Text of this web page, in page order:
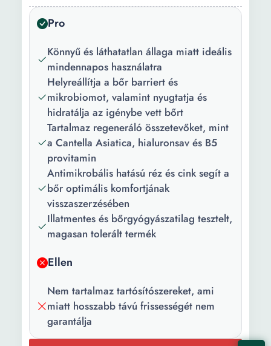
Életkor:
18+ év
Arcbőr típus:
Érzékeny
Előnyök:
Öregedésgátló Regeneráló
Hidratáló Nyugtatás
Ránctalanító Gyógyulás
Tulajdonságok: Parfüm nélkül
Tartósítószerek nélkül
Fő összetevő:
Hialuronsav Centella
asiatica kivonata Inulin
Uriage termálvíz
Szett:
Nem
tartalma:
Darabszám/szett: 1
Mennyiség:
40 ml
Pro
Könnyű és láthatatlan állaga miatt ideális
mindennapos használatra
Helyreállítja a bőr barriert és
mikrobiomot, valamint nyugtatja és
hidratálja az igénybe vett bőrt
Tartalmaz regeneráló összetevőket, mint
a Cantella Asiatica, hialuronsav és B5
provitamin
Antimikrobális hatású réz és cink segít a
bőr optimális komfortjának
visszaszerzésében
Illatmentes és bőrgyógyászatilag tesztelt,
magasan tolerált termék
Ellen
Nem tartalmaz tartósítószereket, ami
miatt hosszabb távú frissességét nem
garantálja